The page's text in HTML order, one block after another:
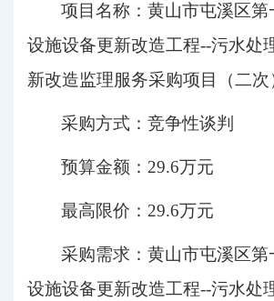
项目名称： 黄山市屯溪区
设施设备更新改造工程--污水处
新改造监理服务采购项目
（二次
采购方式：竞争性谈判
预算金额： 29.6万元
最高限价： 29.6万元
采购需求： 黄山市屯溪区
设施设备更新改造工程--污水处